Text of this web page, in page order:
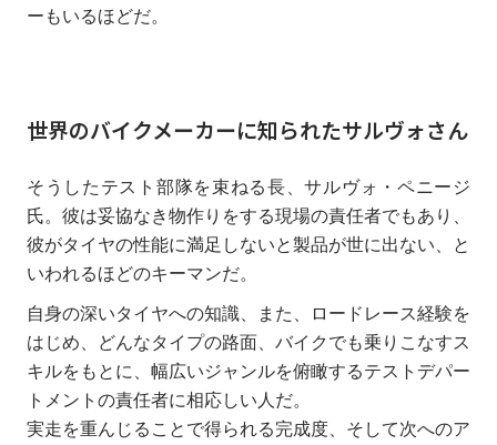
ーもいるほどだ。
世界のバイクメーカーに知られたサルヴォさん
そうしたテスト部隊を束ねる長、サルヴォ・ペニージ
氏。彼は妥協なき物作りをする現場の責任者でもあり、
彼がタイヤの性能に満足しないと製品が世に出ない、と
いわれるほどのキーマンだ。
自身の深いタイヤへの知識、また、ロードレース経験を
はじめ、どんなタイプの路面、バイクでも乗りこなすス
キルをもとに、幅広いジャンルを俯瞰するテストデパー
トメントの責任者に相応しい人だ。
実走を重んじることで得られる完成度、そして次へのア